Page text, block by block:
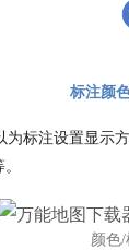
标注颜
标注设置显示
颜色/